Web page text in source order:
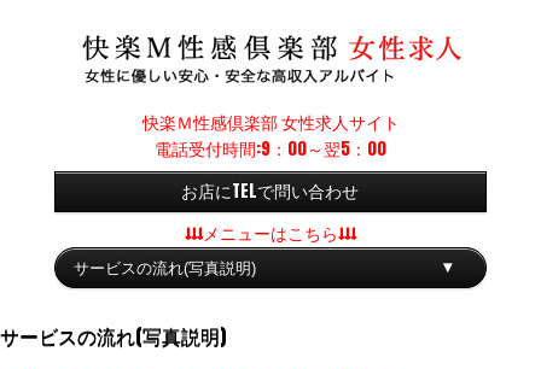
快楽Ｍ性感倶楽部 女性求人サイト
電話受付時間:9：00～翌5：00
お店にTELで問い合わせ
↓↓↓メニューはこちら↓↓↓
サービスの流れ(写真説明)